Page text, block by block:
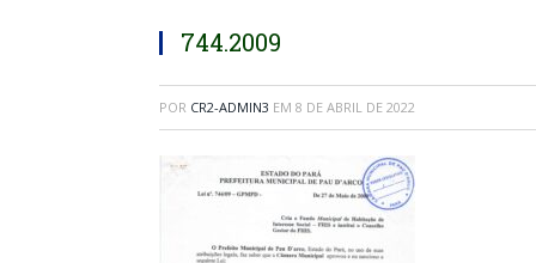
744.2009
POR CR2-ADMIN3 EM 8 DE ABRIL DE 2022